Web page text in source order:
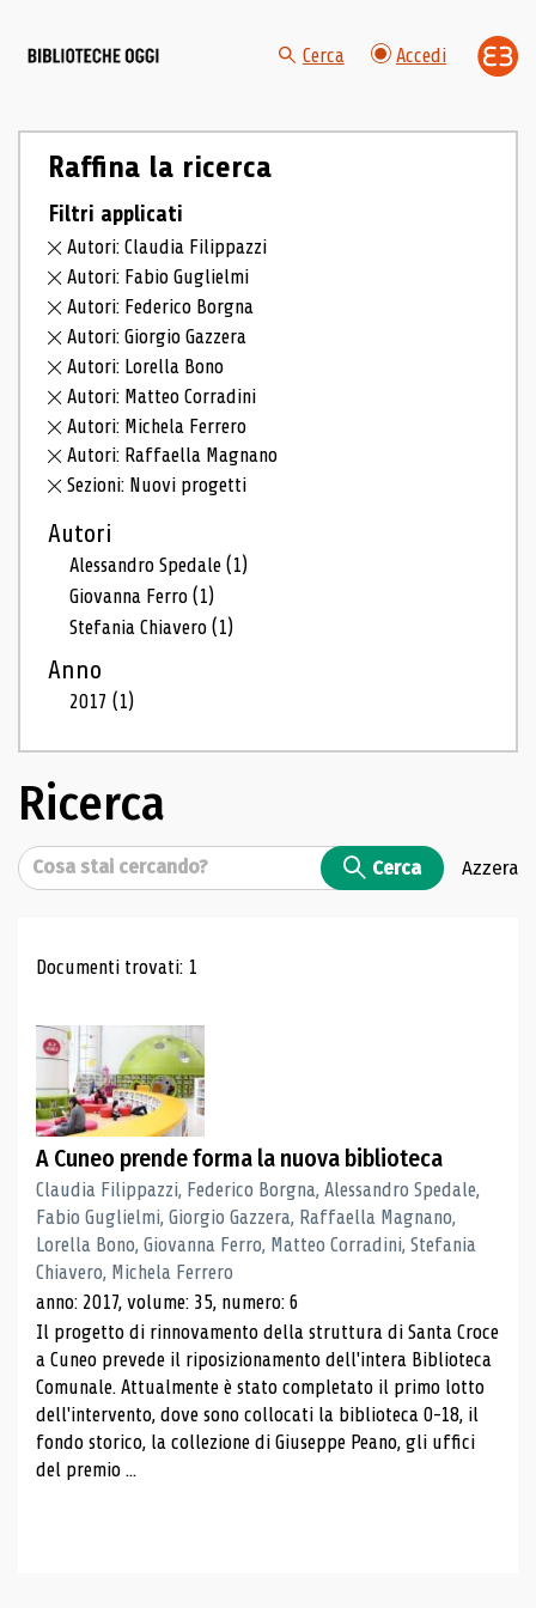
Cerca Accedi
Raffina la ricerca
Filtri applicati
Autori: Claudia Filippazzi
Autori: Fabio Guglielmi
Autori: Federico Borgna
Autori: Giorgio Gazzera
Autori: Lorella Bono
Autori: Matteo Corradini
Autori: Michela Ferrero
Autori: Raffaella Magnano
Sezioni: Nuovi progetti
Autori
Alessandro Spedale(1)
Giovanna Ferro(1)
Stefania Chiavero(1)
Anno
2017(1)
Ricerca
Cerca Cerca Azzera
Risultati di ricerca
Documenti trovati: 1
A Cuneo prende forma la nuova biblioteca
Claudia Filippazzi, Federico Borgna, Alessandro Spedale,
Fabio Guglielmi, Giorgio Gazzera, Raffaella Magnano,
Lorella Bono, Giovanna Ferro, Matteo Corradini, Stefania
Chiavero, Michela Ferrero
anno: 2017, volume: 35, numero: 6
Il progetto di rinnovamento della struttura di Santa Croce
a Cuneo prevede il riposizionamento dell'intera Biblioteca
Comunale. Attualmente è stato completato il primo lotto
dell'intervento, dove sono collocati la biblioteca 0-18, il
fondo storico, la collezione di Giuseppe Peano, gli uffici
del premio ...